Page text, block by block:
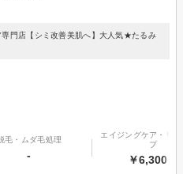
門店【シミ改善美肌へ】大人気★たるみ
毛・ムダ毛処理
-
エイジングケア・リ
プ
￥6,300～